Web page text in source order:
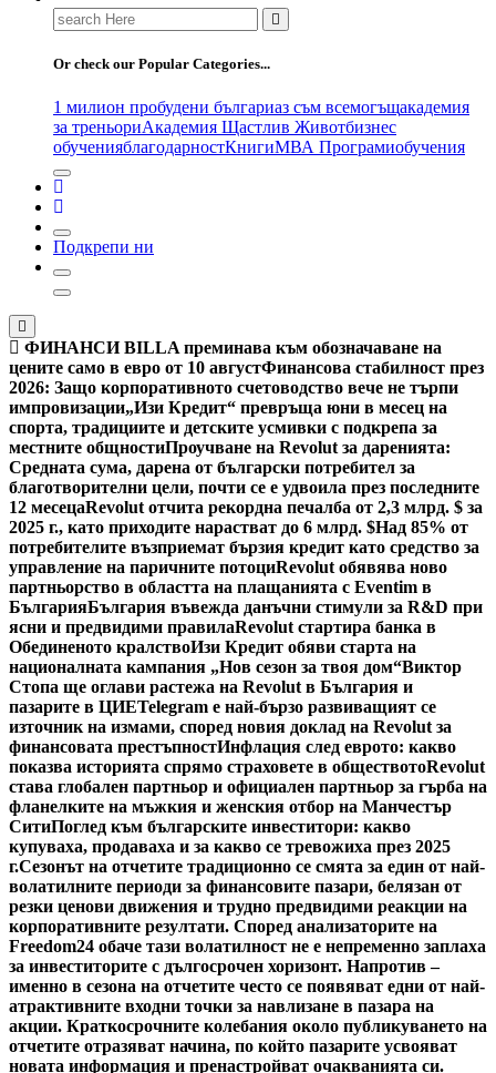
Search
for:
Or check our Popular Categories...
1 милион пробудени българиаз съм всемогъщакадемия
за треньориАкадемия Щастлив Животбизнес
обученияблагодарностКнигиМВА Програмиобучения
Подкрепи ни
ФИНАНСИ BILLA преминава към обозначаване на
цените само в евро от 10 августФинансова стабилност през
2026: Защо корпоративното счетоводство вече не търпи
импровизации„Изи Кредит“ превръща юни в месец на
спорта, традициите и детските усмивки с подкрепа за
местните общностиПроучване на Revolut за даренията:
Средната сума, дарена от български потребител за
благотворителни цели, почти се е удвоила през последните
12 месецаRevolut отчита рекордна печалба от 2,3 млрд. $ за
2025 г., като приходите нарастват до 6 млрд. $Над 85% от
потребителите възприемат бързия кредит като средство за
управление на паричните потоциRevolut обявява ново
партньорство в областта на плащанията с Eventim в
БългарияБългария въвежда данъчни стимули за R&D при
ясни и предвидими правилаRevolut стартира банка в
Обединеното кралствоИзи Кредит обяви старта на
националната кампания „Нов сезон за твоя дом“Виктор
Стопа ще оглави растежа на Revolut в България и
пазарите в ЦИЕTelegram е най-бързо развиващият се
източник на измами, според новия доклад на Revolut за
финансовата престъпностИнфлация след еврото: какво
показва историята спрямо страховете в обществотоRevolut
става глобален партньор и официален партньор за гърба на
фланелките на мъжкия и женския отбор на Манчестър
СитиПоглед към българските инвеститори: какво
купуваха, продаваха и за какво се тревожиха през 2025
г.Сезонът на отчетите традиционно се смята за един от най-
волатилните периоди за финансовите пазари, белязан от
резки ценови движения и трудно предвидими реакции на
корпоративните резултати. Според анализаторите на
Freedom24 обаче тази волатилност не е непременно заплаха
за инвеститорите с дългосрочен хоризонт. Напротив –
именно в сезона на отчетите често се появяват едни от най-
атрактивните входни точки за навлизане в пазара на
акции. Краткосрочните колебания около публикуването на
отчетите отразяват начина, по който пазарите усвояват
новата информация и пренастройват очакванията си.